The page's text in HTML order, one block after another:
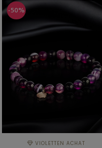
-50%
VIOLETTEN ACHAT